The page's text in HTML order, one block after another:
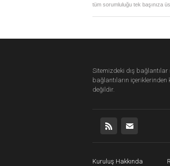
tüm sorumluluğu tek başınıza
Sitemizdeki dış bağlantılar
bağlantıların içeriklerinden
değildir.
Kuruluş Hakkında